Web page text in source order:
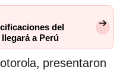
del
a Perú
presentaron